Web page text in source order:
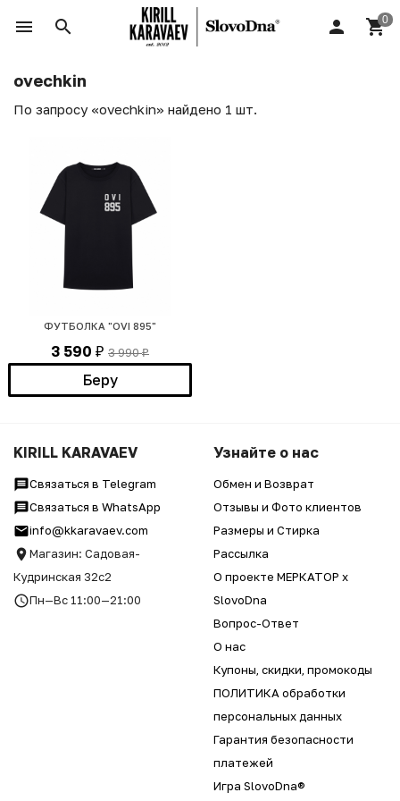
ovechkin
По запросу «ovechkin» найдено 1 шт.
ФУТБОЛКА "OVI 895"
3 590 ₽ 3 990₽
Беру
KIRILL KARAVAEV
Связаться в Telegram
Связаться в WhatsApp
info@kkaravaev.com
Магазин: Садовая-
Кудринская 32с2
Пн—Вс 11:00—21:00
Узнайте о нас
Обмен и Возврат
Отзывы и Фото клиентов
Размеры и Стирка
Рассылка
О проекте МЕРКАТОР x
SlovoDna
Вопрос-Ответ
О нас
Купоны, скидки, промокоды
ПОЛИТИКА обработки
персональных данных
Гарантия безопасности
платежей
Игра SlovoDna®